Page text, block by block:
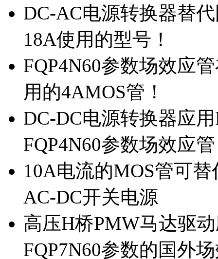
DC-AC电源转换器替
18A使用的型号！
FQP4N60参数场效应
用的4AMOS管！
DC-DC电源转换器应
FQP4N60参数场效应
10A电流的MOS管可
AC-DC开关电源
高压H桥PMW马达驱
FQP7N60参数的国外